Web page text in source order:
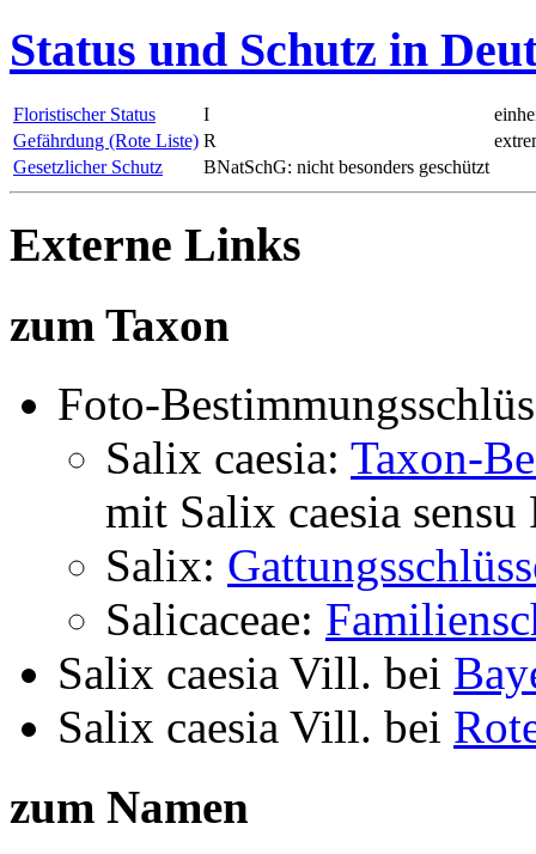
Status und Schutz in
Floristischer Status I
Gefährdung (Rote Liste) R
Gesetzlicher Schutz
BNatSchG: nicht besonders geschützt
Externe Links
zum Taxon
Foto-
Salix caesia: Taxon-
mit Salix caesia
Salix:
Salicaceae:
Salix caesia Vill. bei
Salix caesia Vill. bei
zum Namen